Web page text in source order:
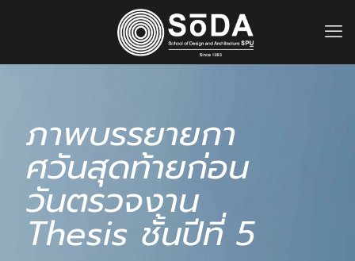
ภาพบรรยายกา
ศวันสุดท้ายก่อน
วันตรวจงาน
Thesis ชั้นปีที่ 5